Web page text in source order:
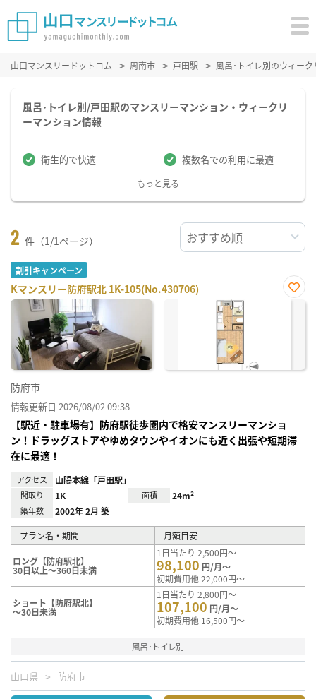
山口マンスリードットコム 周南市 戸田駅 風呂･トイレ別のウィー
風呂･トイレ別/戸田駅のマンスリーマンション・ウィークリ
ーマンション情報
衛生的で快適 複数名での利用に最適
もっと見る
2 件（1/1ページ）
割引キャンペーン
Kマンスリー防府駅北 1K-105(No.430706)
お気
防府市
情報更新日 2026/08/02 09:38
【駅近・駐車場有】防府駅徒歩圏内で格安マンスリーマンショ
ン！ドラッグストアやゆめタウンやイオンにも近く出張や短期滞
在に最適！
アクセス 山陽本線「戸田駅」
間取り 1K 面積 24m²
築年数 2002年 2月 築
プラン名・期間 月額目安
ロング【防府駅北】
30日以上～360日未満
1日当たり 2,500円～
98,100 円/月～
初期費用他 22,000円～
ショート【防府駅北】
～30日未満
1日当たり 2,800円～
107,100 円/月～
初期費用他 16,500円～
風呂･トイレ別
山口県 防府市